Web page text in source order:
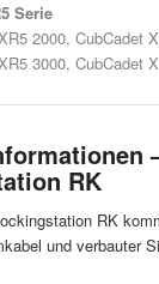
Serie
2000, CubCadet
3000, CubCadet
RK
RK
und verbauter